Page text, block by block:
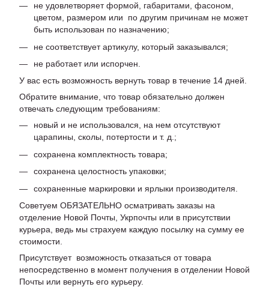
не удовлетворяет формой, габаритами, фасоном,
цветом, размером или по другим причинам не может
быть использован по назначению;
не соответствует артикулу, который заказывался;
не работает или испорчен.
У вас есть возможность вернуть товар в течение 14 дней.
Обратите внимание, что товар обязательно должен
отвечать следующим требованиям:
новый и не использовался, на нем отсутствуют
царапины, сколы, потертости и т. д.;
сохранена комплектность товара;
сохранена целостность упаковки;
сохраненные маркировки и ярлыки производителя.
Советуем ОБЯЗАТЕЛЬНО осматривать заказы на
отделение Новой Почты, Укрпочты или в присутствии
курьера, ведь мы страхуем каждую посылку на сумму ее
стоимости.
Присутствует возможность отказаться от товара
непосредственно в момент получения в отделении Новой
Почты или вернуть его курьеру.